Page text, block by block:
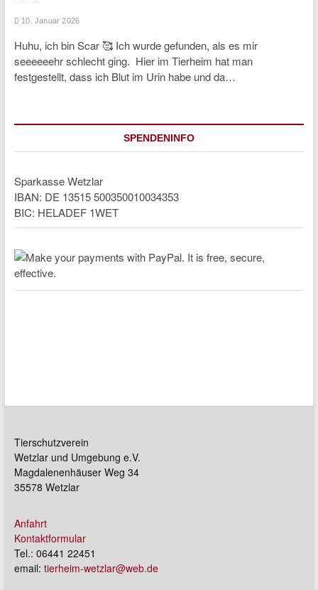
10. Januar 2026
Huhu, ich bin Scar 🥰 Ich wurde gefunden, als es mir
seeeeeehr schlecht ging. Hier im Tierheim hat man
festgestellt, dass ich Blut im Urin habe und da…
SPENDENINFO
Sparkasse Wetzlar
IBAN: DE 13515 500350010034353
BIC: HELADEF 1WET
Tierschutzverein
Wetzlar und Umgebung e.V.
Magdalenenhäuser Weg 34
35578 Wetzlar
Anfahrt
Kontaktformular
Tel.: 06441 22451
email: tierheim-wetzlar@web.de